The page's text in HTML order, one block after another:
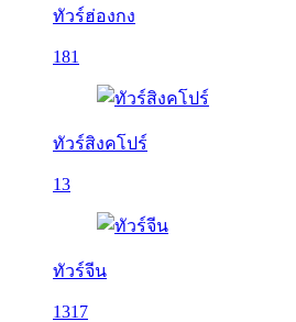
ทัวร์ฮ่องกง
181
ทัวร์สิงคโปร์
13
ทัวร์จีน
1317